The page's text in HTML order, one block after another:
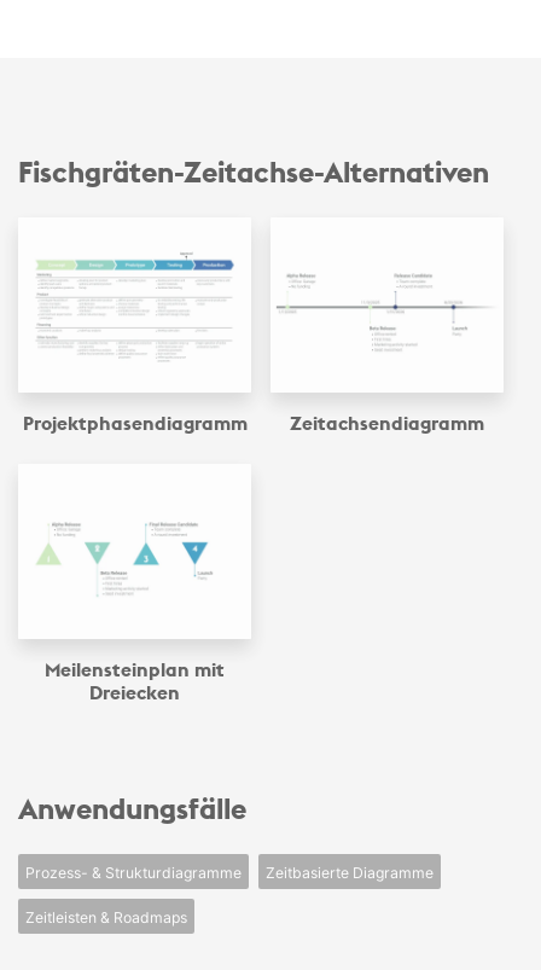
Fischgräten-Zeitachse-Alternativen
Projektphasen­diagramm Zeitachsen­diagramm
Meilensteinplan mit
Dreiecken
Anwendungsfälle
Prozess- & Strukturdiagramme Zeitbasierte Diagramme
Zeitleisten & Roadmaps